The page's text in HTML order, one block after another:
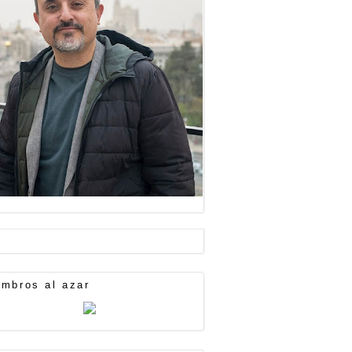
al azar